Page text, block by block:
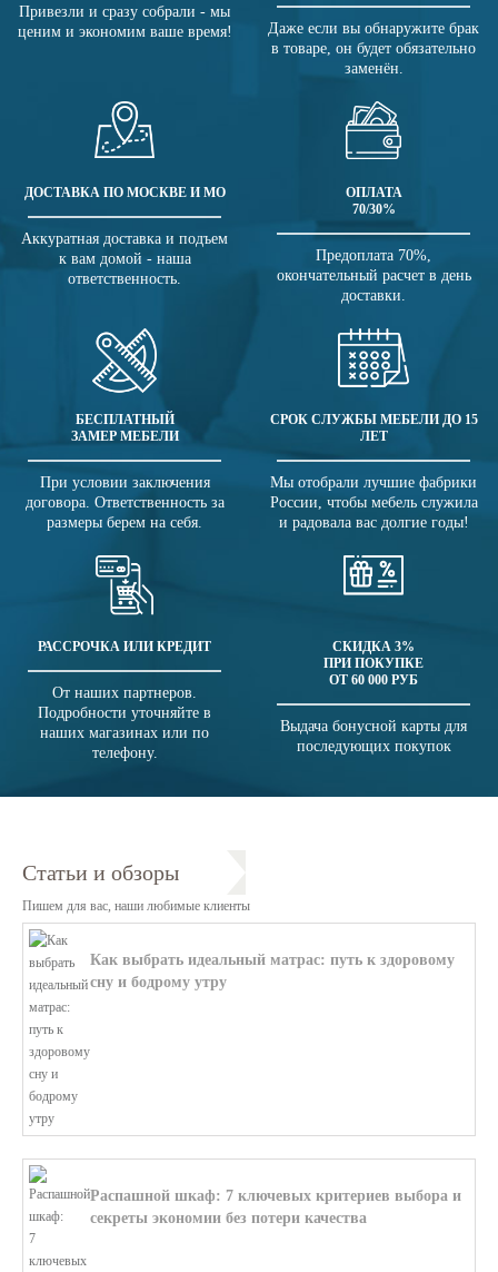
Привезли и сразу собрали - мы
ценим и экономим ваше время!
Даже если вы обнаружите брак
в товаре, он будет обязательно
заменён.
ДОСТАВКА ПО МОСКВЕ И МО
Аккуратная доставка и подъем
к вам домой - наша
ответственность.
ОПЛАТА
70/30%
Предоплата 70%,
окончательный расчет в день
доставки.
БЕСПЛАТНЫЙ
ЗАМЕР МЕБЕЛИ
При условии заключения
договора. Ответственность за
размеры берем на себя.
СРОК СЛУЖБЫ МЕБЕЛИ ДО 15
ЛЕТ
Мы отобрали лучшие фабрики
России, чтобы мебель служила
и радовала вас долгие годы!
РАССРОЧКА ИЛИ КРЕДИТ
От наших партнеров.
Подробности уточняйте в
наших магазинах или по
телефону.
СКИДКА 3%
ПРИ ПОКУПКЕ
ОТ 60 000 РУБ
Выдача бонусной карты для
последующих покупок
Статьи и обзоры
Пишем для вас, наши любимые клиенты
Как выбрать идеальный матрас: путь к здоровому
сну и бодрому утру
Распашной шкаф: 7 ключевых критериев выбора и
секреты экономии без потери качества